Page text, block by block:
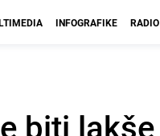
INFOGRAFIKE RADIO
biti lakše